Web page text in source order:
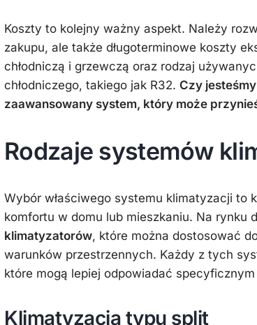
Koszty to kolejny ważny aspekt. Należy
zakupu, ale także długoterminowe koszty
chłodniczą i grzewczą oraz rodzaj
chłodniczego, takiego jak R32. Czy
zaawansowany system, który może
Rodzaje systemów
Wybór właściwego systemu klimatyzacji to
komfortu w domu lub mieszkaniu. Na rynku
klimatyzatorów, które można dostosować
warunków przestrzennych. Każdy z tych
które mogą lepiej odpowiadać
Klimatyzacja typu split